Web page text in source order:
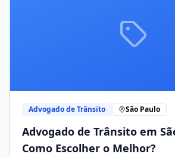
Advogado de Trânsito São Paulo
Advogado de Trânsito em
Como Escolher o Melhor?